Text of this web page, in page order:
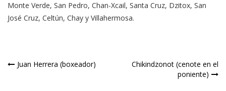
Monte Verde, San Pedro, Chan-Xcail, Santa Cruz, Dzitox, San
José Cruz, Celtún, Chay y Villahermosa.
Navegación
Juan Herrera (boxeador)
Chikindzonot (cenote en el
poniente)